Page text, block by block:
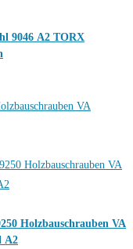
9046 A2 TORX
Holzbauschrauben VA
A2